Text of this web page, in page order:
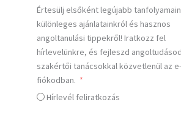
Értesülj elsőként legújabb
különleges ajánlatainkról és hasznos
angoltanulási tippekről! Iratkozz fel
hírlevelünkre, és fejleszd
szakértői tanácsokkal közvetlenül az
fiókodban.
Hírlevél feliratkozás